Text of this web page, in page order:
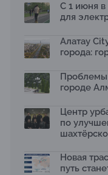
С 1 июня в
для
Алатау
города:
Проблемы
городе
Центр
по
Новая
путь